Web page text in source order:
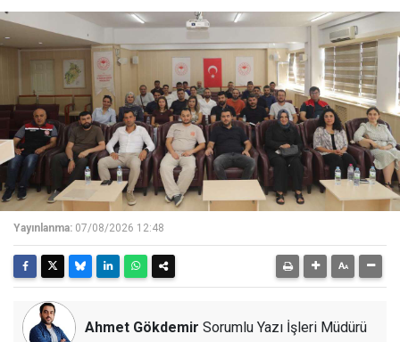
Yayınlanma: 07/08/2026 12:48
Ahmet Gökdemir Sorumlu Yazı İşleri Müdürü